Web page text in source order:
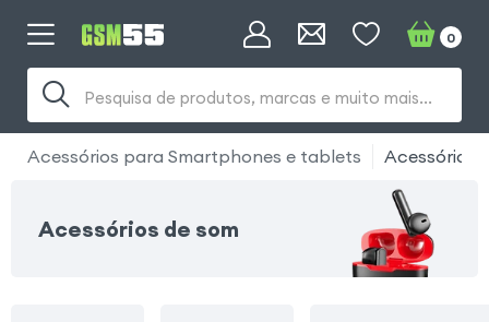
Pesquisa de produtos, marcas e muito mais...
0
Acessórios para Smartphones e tablets Acessórios
Acessórios de som